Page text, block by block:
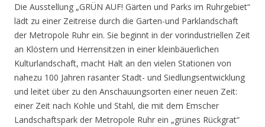
Die Ausstellung „GRÜN AUF! Gärten und Parks im Ruhrgebiet“
lädt zu einer Zeitreise durch die Garten-und Parklandschaft
der Metropole Ruhr ein. Sie beginnt in der vorindustriellen Zeit
an Klöstern und Herrensitzen in einer kleinbäuerlichen
Kulturlandschaft, macht Halt an den vielen Stationen von
nahezu 100 Jahren rasanter Stadt- und Siedlungsentwicklung
und leitet über zu den Anschauungsorten einer neuen Zeit:
einer Zeit nach Kohle und Stahl, die mit dem Emscher
Landschaftspark der Metropole Ruhr ein „grünes Rückgrat“